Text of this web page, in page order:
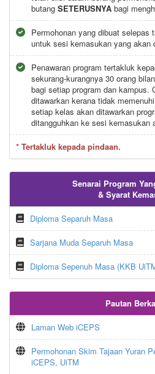
butang SETERUSNYA bagi
Permohonan yang dibuat selepas
untuk sesi kemasukan yang akan
Penawaran program tertakluk
sekurang-kurangnya 30 orang
bagi setiap program dan kampus.
ditawarkan kerana tidak
setiap kelas akan ditawarkan
ditangguhkan ke sesi kemasukan
* Tertakluk kepada pindaan.
Senarai Program
& Syarat
Diploma Separuh Masa
Sarjana Muda Separuh Masa
Diploma Sepenuh Masa (KKB
Pautan
Laman Web iCEPS
Permohonan Skim Tajaan Yuran
iCEPS, UiTM